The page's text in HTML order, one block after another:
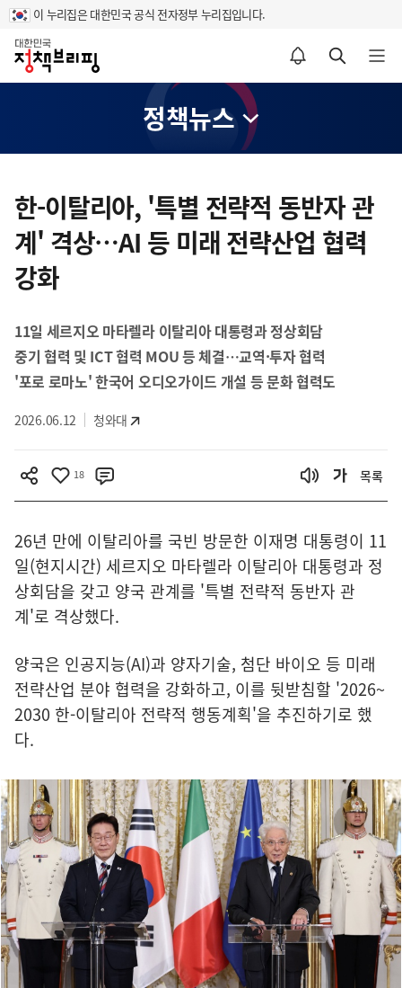
이 누리집은 대한민국 공식 전자정부 누리집입니다.
홈
알림설정 바로가기 검색 바로가기 메뉴 열기
정책뉴스
텐
츠
영
역
한-이탈리아, '특별 전략적 동반자 관
계' 격상…AI 등 미래 전략산업 협력
강화
11일 세르지오 마타렐라 이탈리아 대통령과 정상회담
중기 협력 및 ICT 협력 MOU 등 체결…교역·투자 협력
'포로 로마노' 한국어 오디오가이드 개설 등 문화 협력도
2026.06.12 청와대
18 목록
26년 만에 이탈리아를 국빈 방문한 이재명 대통령이 11
일(현지시간) 세르지오 마타렐라 이탈리아 대통령과 정
상회담을 갖고 양국 관계를 '특별 전략적 동반자 관
계'로 격상했다.
양국은 인공지능(AI)과 양자기술, 첨단 바이오 등 미래
전략산업 분야 협력을 강화하고, 이를 뒷받침할 '2026~
2030 한-이탈리아 전략적 행동계획'을 추진하기로 했
다.